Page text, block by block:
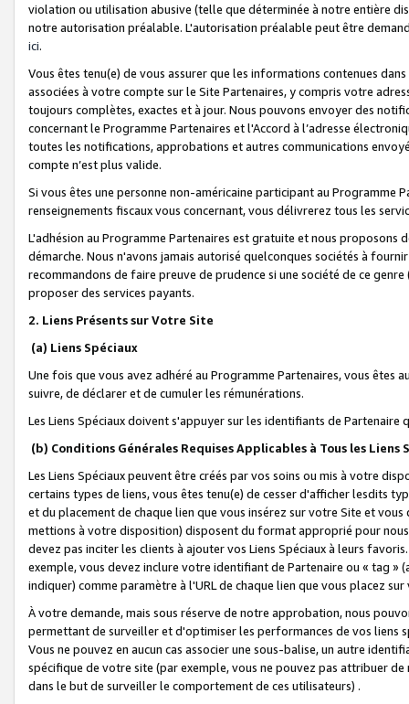
violation ou utilisation abusive (telle que déterminée à notre entière
notre autorisation préalable. L'autorisation préalable peut être
ici.
Vous êtes tenu(e) de vous assurer que les informations contenues
associées à votre compte sur le Site Partenaires, y compris votre
toujours complètes, exactes et à jour. Nous pouvons envoyer des
concernant le Programme Partenaires et l'Accord à l’adresse
toutes les notifications, approbations et autres communications
compte n’est plus valide.
Si vous êtes une personne non-américaine participant au
renseignements fiscaux vous concernant, vous délivrerez tous les
L'adhésion au Programme Partenaires est gratuite et nous proposons
démarche. Nous n'avons jamais autorisé quelconques sociétés à
recommandons de faire preuve de prudence si une société de ce
proposer des services payants.
2. Liens Présents sur Votre Site
(a) Liens Spéciaux
Une fois que vous avez adhéré au Programme Partenaires, vous êtes
suivre, de déclarer et de cumuler les rémunérations.
Les Liens Spéciaux doivent s'appuyer sur les identifiants de Partenaire
(b) Conditions Générales Requises Applicables à Tous les Liens
Les Liens Spéciaux peuvent être créés par vos soins ou mis à votre
certains types de liens, vous êtes tenu(e) de cesser d'afficher lesdits
et du placement de chaque lien que vous insérez sur votre Site et
mettions à votre disposition) disposent du format approprié pour
devez pas inciter les clients à ajouter vos Liens Spéciaux à leurs
exemple, vous devez inclure votre identifiant de Partenaire ou « tag
indiquer) comme paramètre à l'URL de chaque lien que vous placez
À votre demande, mais sous réserve de notre approbation, nous
permettant de surveiller et d'optimiser les performances de vos liens
Vous ne pouvez en aucun cas associer une sous-balise, un autre
spécifique de votre site (par exemple, vous ne pouvez pas attribuer
dans le but de surveiller le comportement de ces utilisateurs) .